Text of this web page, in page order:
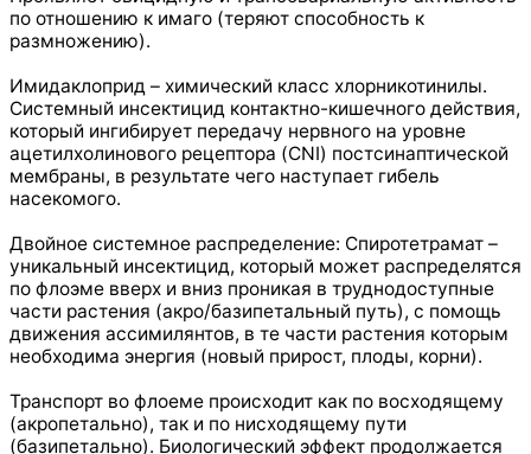
по отношению к имаго (теряют способность к
размножению).
Имидаклоприд – химический класс хлорникотинилы.
Системный инсектицид контактно-кишечного действия,
который ингибирует передачу нервного на уровне
ацетилхолинового рецептора (CNI) постсинаптической
мембраны, в результате чего наступает гибель
насекомого.
Двойное системное распределение: Спиротетрамат –
уникальный инсектицид, который может распределятся
по флоэме вверх и вниз проникая в труднодоступные
части растения (акро/базипетальный путь), с помощь
движения ассимилянтов, в те части растения которым
необходима энергия (новый прирост, плоды, корни).
Транспорт во флоеме происходит как по восходящему
(акропетально), так и по нисходящему пути
(базипетально). Биологический эффект продолжается